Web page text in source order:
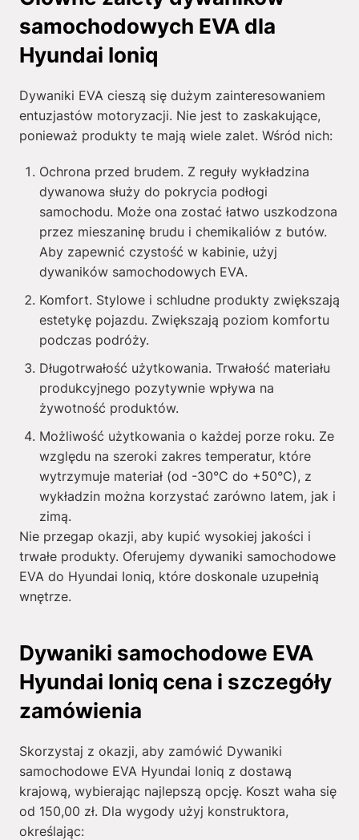
samochodowych EVA dla
Hyundai Ioniq
Dywaniki EVA cieszą się dużym zainteresowaniem
entuzjastów motoryzacji. Nie jest to zaskakujące,
ponieważ produkty te mają wiele zalet. Wśród nich:
Ochrona przed brudem. Z reguły wykładzina
dywanowa służy do pokrycia podłogi
samochodu. Może ona zostać łatwo uszkodzona
przez mieszaninę brudu i chemikaliów z butów.
Aby zapewnić czystość w kabinie, użyj
dywaników samochodowych EVA.
Komfort. Stylowe i schludne produkty zwiększają
estetykę pojazdu. Zwiększają poziom komfortu
podczas podróży.
Długotrwałość użytkowania. Trwałość materiału
produkcyjnego pozytywnie wpływa na
żywotność produktów.
Możliwość użytkowania o każdej porze roku. Ze
względu na szeroki zakres temperatur, które
wytrzymuje materiał (od -30°C do +50°C), z
wykładzin można korzystać zarówno latem, jak i
zimą.
Nie przegap okazji, aby kupić wysokiej jakości i
trwałe produkty. Oferujemy dywaniki samochodowe
EVA do Hyundai Ioniq, które doskonale uzupełnią
wnętrze.
Dywaniki samochodowe EVA
Hyundai Ioniq cena i szczegóły
zamówienia
Skorzystaj z okazji, aby zamówić Dywaniki
samochodowe EVA Hyundai Ioniq z dostawą
krajową, wybierając najlepszą opcję. Koszt waha się
od 150,00 zł. Dla wygody użyj konstruktora,
określając: